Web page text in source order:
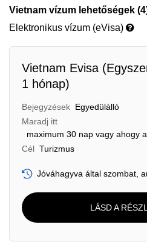
Vietnam vízum lehetőségek
Elektronikus vízum (eVisa)
Vietnam Evisa
1 hónap)
Bejegyzések Egyedülálló
Maradj itt
maximum 30 nap vagy ahogy
Cél Turizmus
Jóváhagyva által szombat,
LÁSD A